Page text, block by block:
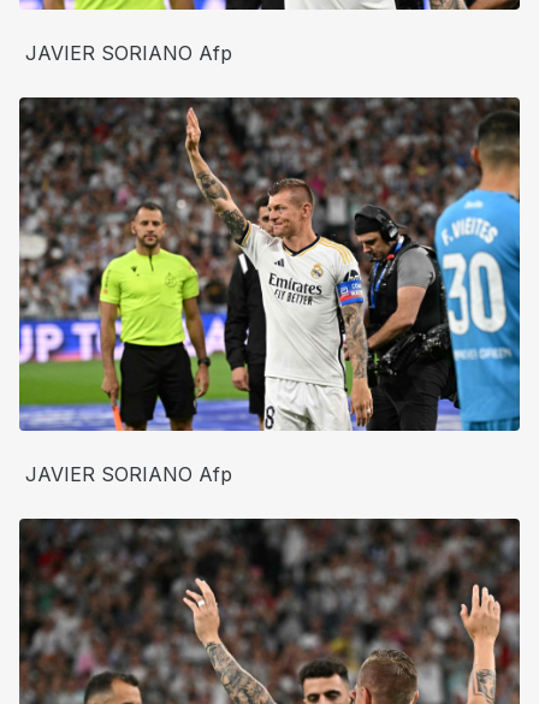
JAVIER SORIANO Afp
JAVIER SORIANO Afp